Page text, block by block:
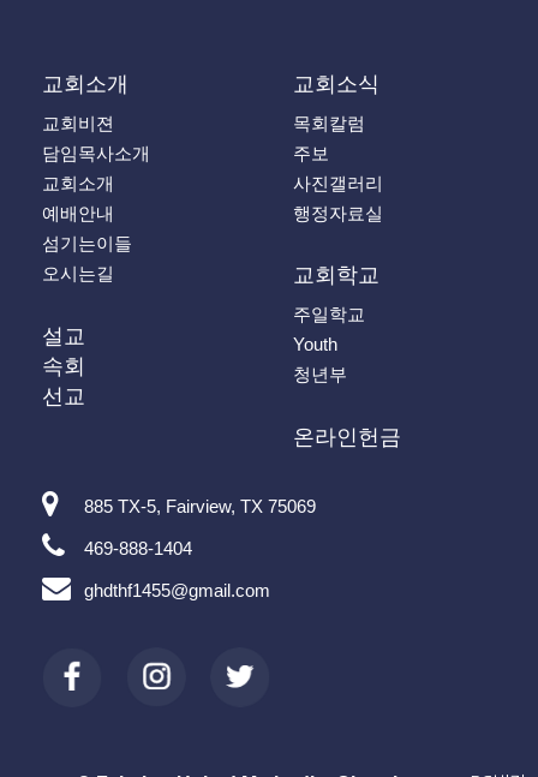
교회소개
교회비젼
담임목사소개
교회소개
예배안내
섬기는이들
오시는길
설교
속회
선교
교회소식
목회칼럼
주보
사진갤러리
행정자료실
교회학교
주일학교
Youth
청년부
온라인헌금
885 TX-5, Fairview, TX 75069
469-888-1404
ghdthf1455@gmail.com